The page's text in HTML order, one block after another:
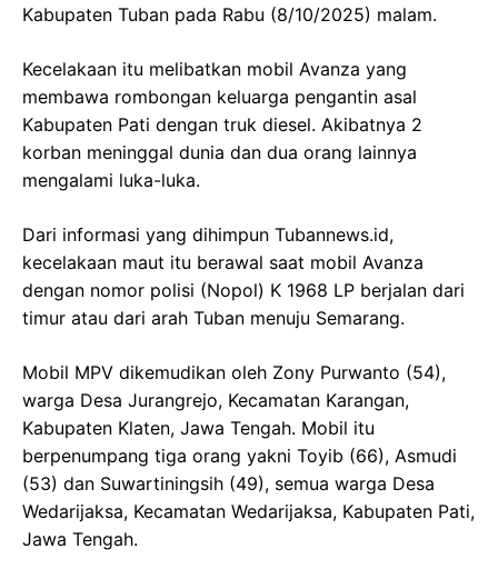
Kabupaten Tuban pada Rabu (8/10/2025) malam.
Kecelakaan itu melibatkan mobil Avanza yang
membawa rombongan keluarga pengantin asal
Kabupaten Pati dengan truk diesel. Akibatnya 2
korban meninggal dunia dan dua orang lainnya
mengalami luka-luka.
Dari informasi yang dihimpun Tubannews.id,
kecelakaan maut itu berawal saat mobil Avanza
dengan nomor polisi (Nopol) K 1968 LP berjalan dari
timur atau dari arah Tuban menuju Semarang.
Mobil MPV dikemudikan oleh Zony Purwanto (54),
warga Desa Jurangrejo, Kecamatan Karangan,
Kabupaten Klaten, Jawa Tengah. Mobil itu
berpenumpang tiga orang yakni Toyib (66), Asmudi
(53) dan Suwartiningsih (49), semua warga Desa
Wedarijaksa, Kecamatan Wedarijaksa, Kabupaten Pati,
Jawa Tengah.